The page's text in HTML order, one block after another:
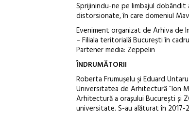
Sprijinindu-ne pe limbajul
distorsionate, în care domeniul
Eveniment organizat de Arhiva de
– Filiala teritorială București în
Partener media: Zeppelin
ÎNDRUMĂTORII
Roberta Frumușelu și Eduard
Universitatea de Arhitectură ”Ion
Arhitectură a orașului București și
universitate. S-au alăturat în 2017-